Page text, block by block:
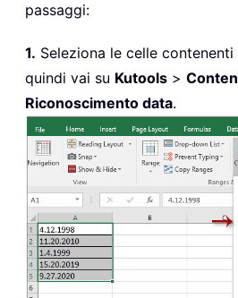
passaggi:
1. Seleziona le celle
quindi vai su Kutools >
Riconoscimento data.